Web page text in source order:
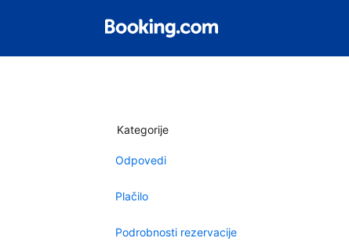
Kategorije
Odpovedi
Plačilo
Podrobnosti rezervacije